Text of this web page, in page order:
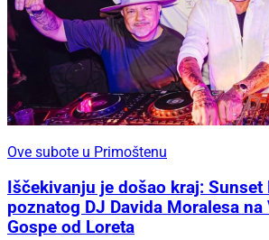
Ove subote u Primoštenu
Iščekivanju je došao kraj:
poznatog DJ Davida Moralesa
Gospe od Loreta